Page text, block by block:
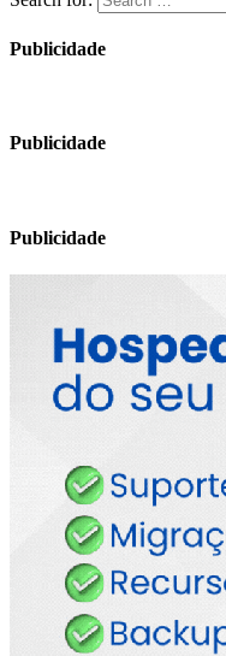
Publicidade
Publicidade
Publicidade